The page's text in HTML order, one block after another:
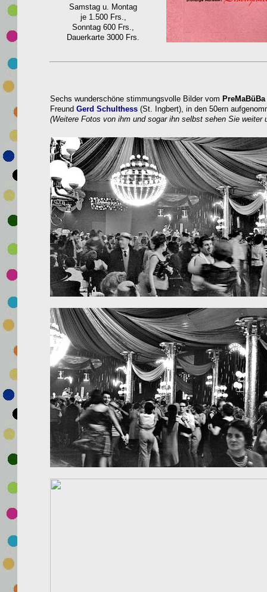
Samstag u. Montag
je 1.500 Frs.,
Sonntag 600 Frs.,
Dauerkarte 3000 Frs.
Sechs wunderschöne stimmungsvolle Bilder vom
Freund Gerd Schulthess (St. Ingbert), in den 50ern
(Weitere Fotos von ihm und sogar ihn selbst sehen Sie weiter